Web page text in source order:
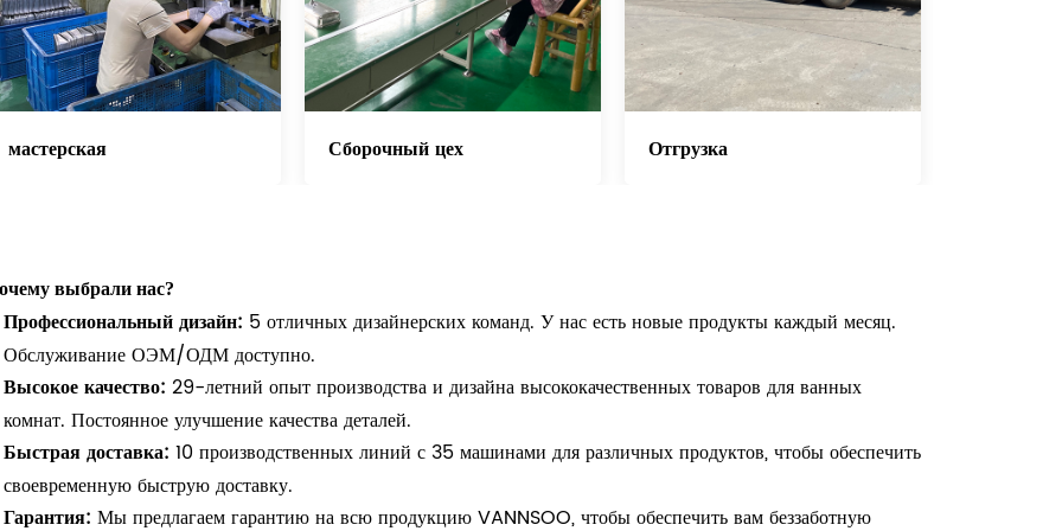
мастерская Сборочный цех Отгрузка
выбрали нас?
Профессиональный дизайн: 5 отличных дизайнерских команд. У нас есть новые продукты каждый месяц.
Обслуживание ОЭМ/ОДМ доступно.
Высокое качество: 29-летний опыт производства и дизайна высококачественных товаров для ванных
комнат. Постоянное улучшение качества деталей.
Быстрая доставка: 10 производственных линий с 35 машинами для различных продуктов, чтобы обеспечить
своевременную быструю доставку.
Гарантия: Мы предлагаем гарантию на всю продукцию VANNSOO, чтобы обеспечить вам беззаботную